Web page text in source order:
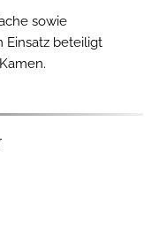
sowie
Einsatz beteiligt